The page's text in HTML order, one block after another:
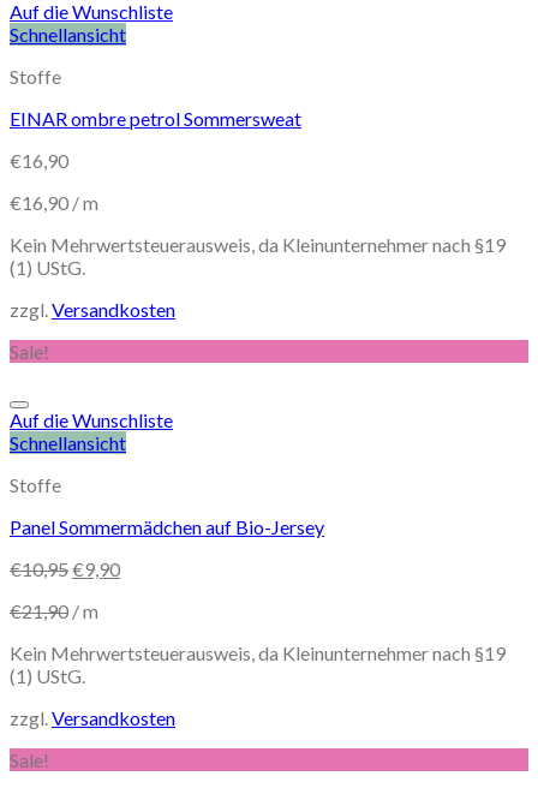
Auf die Wunschliste
Schnellansicht
Stoffe
EINAR ombre petrol Sommersweat
€16,90
€16,90 /m
Kein Mehrwertsteuerausweis, da Kleinunternehmer nach §19
(1) UStG.
zzgl. Versandkosten
Sale!
Auf die Wunschliste
Schnellansicht
Stoffe
Panel Sommermädchen auf Bio-Jersey
€10,95€9,90
€21,90 /m
Kein Mehrwertsteuerausweis, da Kleinunternehmer nach §19
(1) UStG.
zzgl. Versandkosten
Sale!